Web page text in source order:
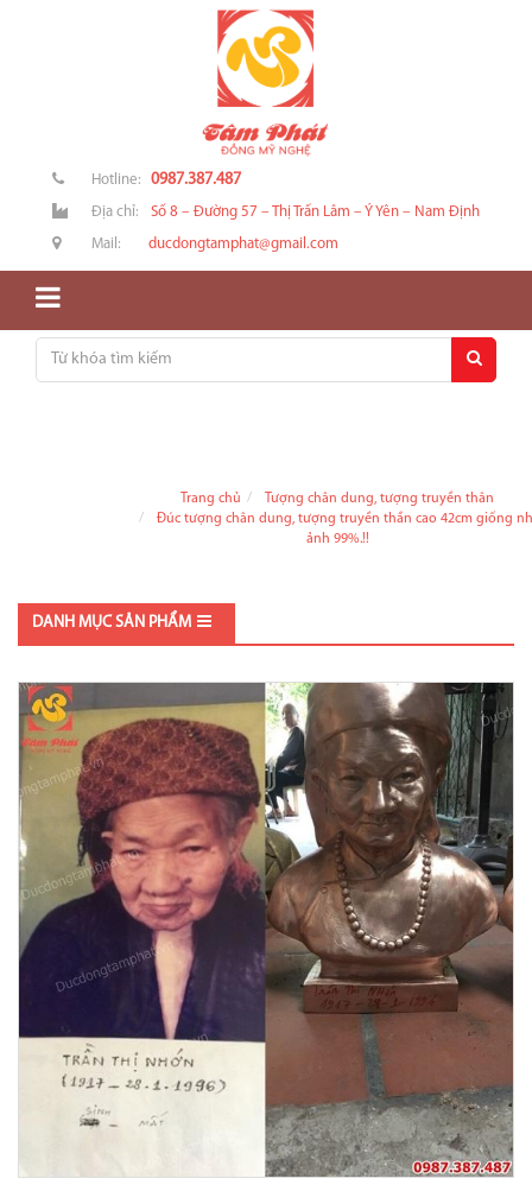
Hotline: 0987.387.487
Địa chỉ: Số 8 – Đường 57 – Thị Trấn Lâm – Ý Yên – Nam Định
Mail: ducdongtamphat@gmail.com
Trang chủ
Tượng chân dung, tượng truyền thân
Đúc tượng chân dung, tượng truyền thần cao 42cm giống
ảnh 99%.!!
DANH MỤC SẢN PHẨM